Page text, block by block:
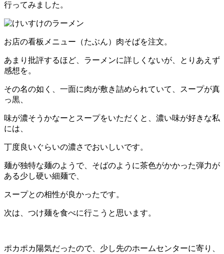
行ってみました。
お店の看板メニュー（たぶん）肉そばを注文。
あまり批評するほど、ラーメンに詳しくないが、とりあえず
感想を。
その名の如く、一面に肉が敷き詰められていて、スープが真
っ黒、
味が濃そうかなーとスープをいただくと、濃い味が好きな私
には、
丁度良いぐらいの濃さでおいしいです。
麺が独特な麺のようで、そばのように茶色がかかった弾力が
ある少し硬い細麺で、
スープとの相性が良かったです。
次は、つけ麺を食べに行こうと思います。
ポカポカ陽気だったので、少し先のホームセンターに寄り、